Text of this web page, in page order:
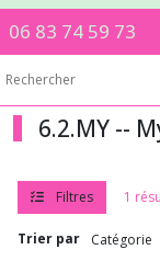
06 83 74 59 73
6.2.MY --
Filtres 1
Trier par
Loisirs
Créatifs
6.2.MY
-
Mylar
Afficher
les
résultats